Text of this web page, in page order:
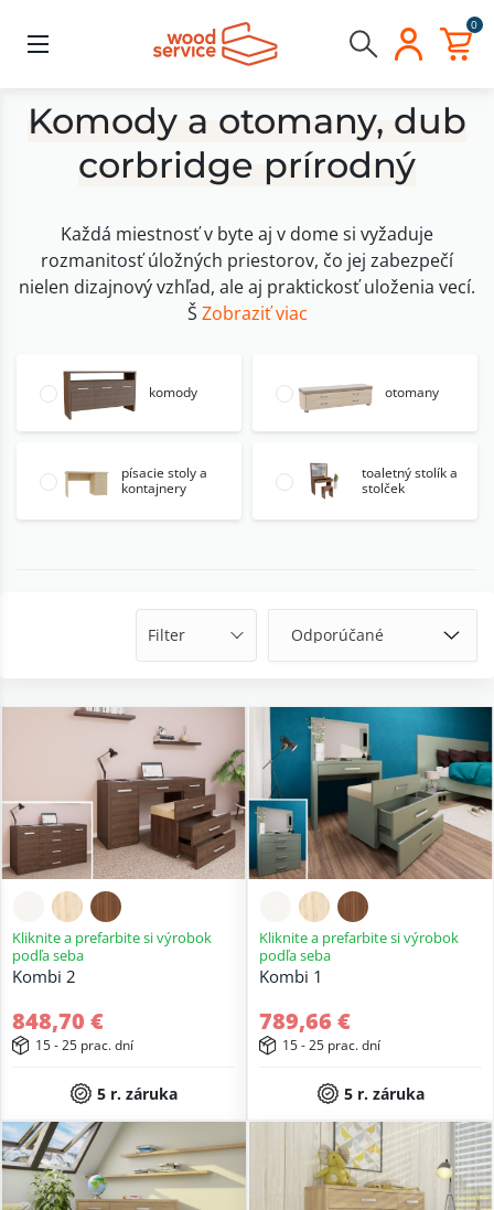
0
Komody a otomany, dub
corbridge prírodný
Každá miestnosť v byte aj v dome si vyžaduje
rozmanitosť úložných priestorov, čo jej zabezpečí
nielen dizajnový vzhľad, ale aj praktickosť uloženia vecí.
Š Zobraziť viac
komody otomany
písacie stoly a
kontajnery
toaletný stolík a
stolček
Filter
Kliknite a prefarbite si výrobok
podľa seba
Kombi 2
848,70 €
15 - 25 prac. dní
5 r. záruka
Kliknite a prefarbite si výrobok
podľa seba
Kombi 1
789,66 €
15 - 25 prac. dní
5 r. záruka